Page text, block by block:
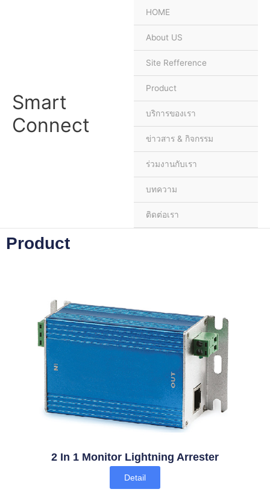
Smart
Connect
HOME
About US
Site Refference
Product
บริการของเรา
ข่าวสาร & กิจกรรม
ร่วมงานกับเรา
บทความ
ติดต่อเรา
Product
2 In 1 Monitor Lightning Arrester
Detail